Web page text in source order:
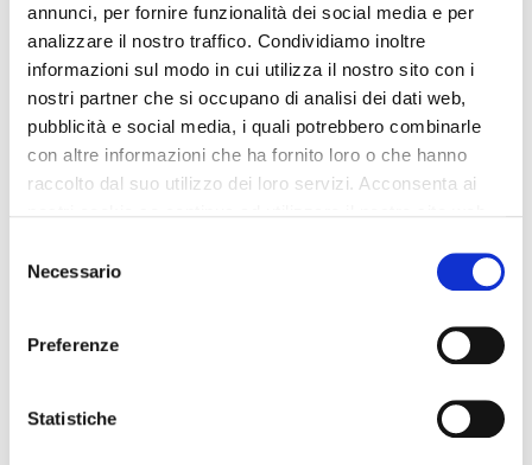
annunci, per fornire funzionalità dei social media e per
analizzare il nostro traffico. Condividiamo inoltre
informazioni sul modo in cui utilizza il nostro sito con i
nostri partner che si occupano di analisi dei dati web,
pubblicità e social media, i quali potrebbero combinarle
con altre informazioni che ha fornito loro o che hanno
raccolto dal suo utilizzo dei loro servizi. Acconsenta ai
delNecessario
Preferenze
Statistiche